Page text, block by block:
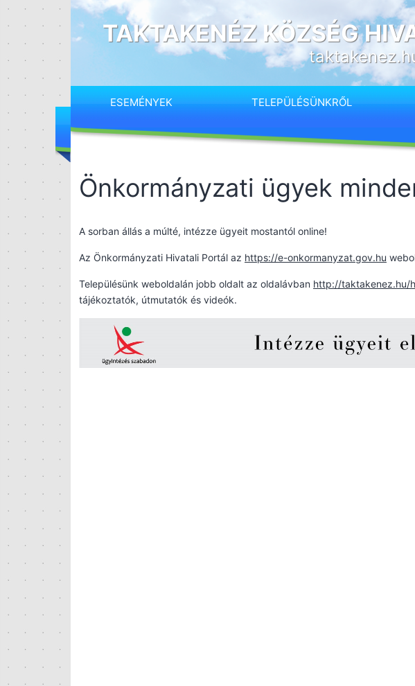
Ugrás
TAKTAKENÉZ KÖZSÉG
ESEMÉNYEK TELEPÜLÉSÜNKRŐL
Önkormányzati ügyek
A sorban állás a múlté, intézze ügyeit mostantól online!
Az Önkormányzati Hivatali Portál az https://e-onkormanyzat.gov.hu
Településünk weboldalán jobb oldalt az oldalávban http://taktakenez.hu/
tájékoztatók, útmutatók és videók.